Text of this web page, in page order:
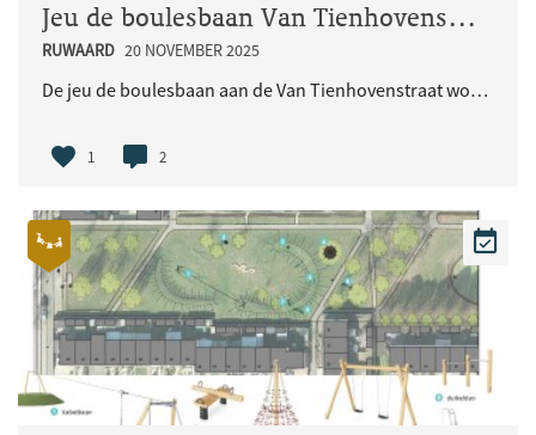
Jeu de boulesbaan Van Tienhovenstraat
RUWAARD 20 NOVEMBER 2025
De jeu de boulesbaan aan de Van Tienhovenstraat wordt opgeknapt met planten. Zo ziet de baan er st..
1 2